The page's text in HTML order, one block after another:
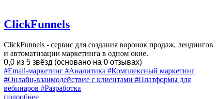
ClickFunnels
ClickFunnels - сервис для создания воронок продаж, лендингов
и автоматизации маркетинга в одном окне.
0,0 из 5 звёзд (основано на 0 отзывах)
#Email-маркетинг #Аналитика #Комплексный маркетинг
#Онлайн-взаимодействие с клиентами #Платформы для
вебинаров #Разработка
подробнее